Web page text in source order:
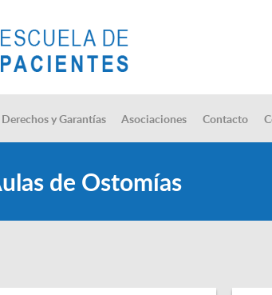
Derechos y Garantías Asociaciones Contacto
de Ostomías